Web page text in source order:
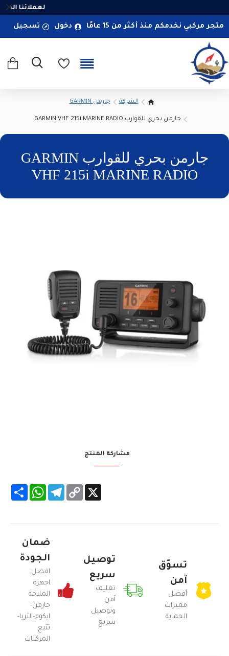
لعملائنا
متجر مركبي نخدمكم منذ أكثر من 15 عامًا دخول تسجيل
الشركة جارمن GARMIN
جارمن بحري للقوارب GARMIN VHF 215i MARINE RADIO
جارمن بحري للقوارب GARMIN
VHF 215i MARINE RADIO
مشاركة المنتج
Share
WhatsApp
TelegramCopy
Link
X
تسوّق
آمن
أفضل
مميزات
الحماية
توصيل
سريع
تغليف
آمن
وتوصيل
سريع
ضمان
الجودة
افضل
اجهزة
الملاحة
جارمن-
ايكوم-الثريا-
تتبع
المركبات